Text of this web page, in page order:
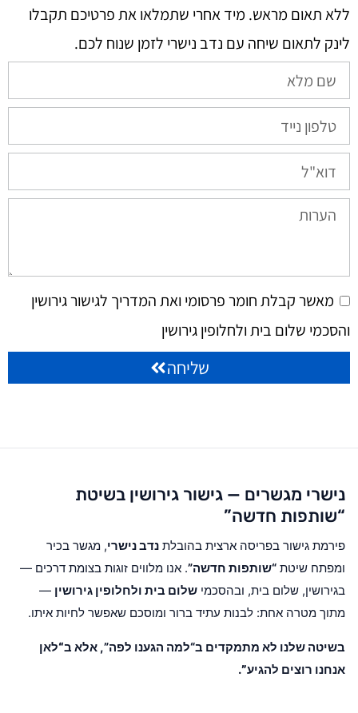
ללא תאום מראש. מיד אחרי שתמלאו את פרטיכם תקבלו
לינק לתאום שיחה עם נדב נישרי לזמן שנוח לכם.​
מאשר קבלת חומר פרסומי ואת המדריך לגישור גירושין
והסכמי שלום בית ולחלופין גירושין
שליחה
נישרי מגשרים — גישור גירושין בשיטת
“שותפות חדשה”
פירמת גישור בפריסה ארצית בהובלת נדב נישרי, מגשר בכיר
ומפתח שיטת “שותפות חדשה”. אנו מלווים זוגות בצומת דרכים —
בגירושין, שלום בית, ובהסכמי שלום בית ולחלופין גירושין —
מתוך מטרה אחת: לבנות עתיד ברור ומוסכם שאפשר לחיות איתו.
בשיטה שלנו לא מתמקדים ב“למה הגענו לפה”, אלא ב“לאן
אנחנו רוצים להגיע”.